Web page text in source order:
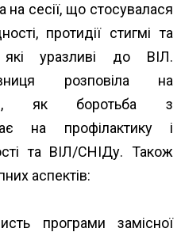
на сесії, що стосувалася
протидії стигмі та
які уразливі до ВІЛ.
розповіла на
як боротьба з
на профілактику і
та ВІЛ/СНІДу. Також
аспектів:
програми замісної